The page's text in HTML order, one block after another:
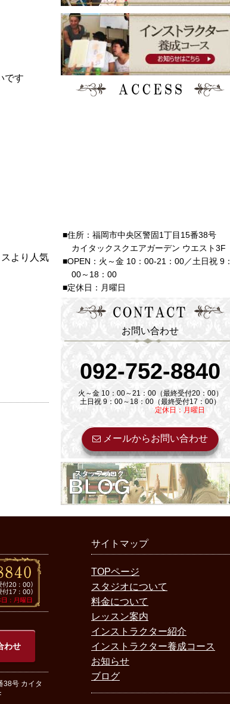
です
より人気
■住所：福岡市中央区警固1丁目15番38号
カイタックスクエアガーデン ウエスト3F
■OPEN：火～金 10：00-21：00／土日祝 9：
00～18：00
■定休日：月曜日
お問い合わせ
092-752-8840
火～金 10：00～21：00（最終受付20：00）
土日祝 9：00～18：00（最終受付17：00）
定休日：月曜日
メールからお問い合わせ
わせ
38号 カイタ
サイトマップ
TOPページ
スタジオについて
料金について
レッスン案内
インストラクター紹介
インストラクター養成コース
お知らせ
ブログ